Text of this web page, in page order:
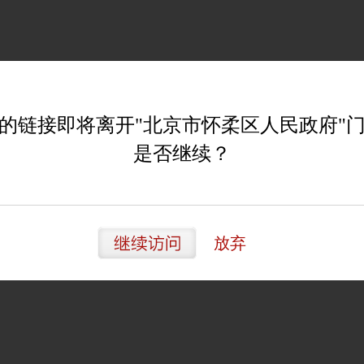
链接即将离开"北京市怀柔区人民政府"
是否继续？
放弃